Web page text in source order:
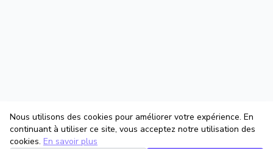
Nous utilisons des cookies pour améliorer votre expérience. En
continuant à utiliser ce site, vous acceptez notre utilisation des
cookies. En savoir plus